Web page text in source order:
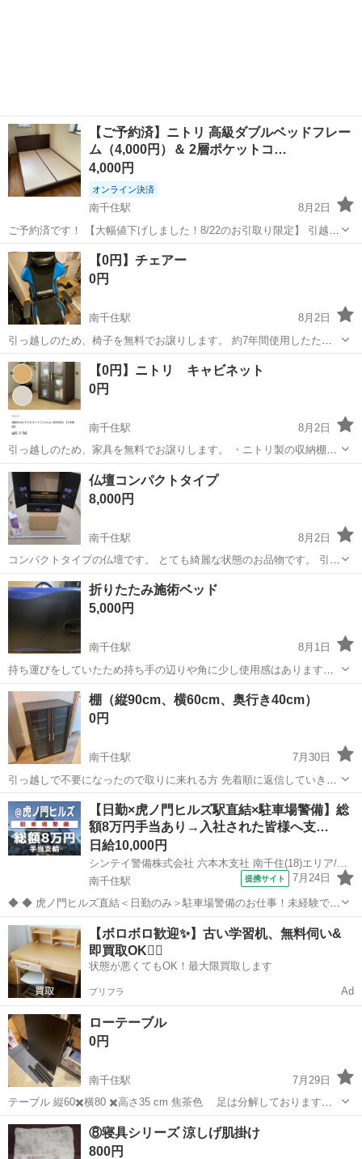
【ご予約済】ニトリ 高級ダブルベッドフレー
ム（4,000円）＆ 2層ポケットコ…
4,000円
オンライン決済
南千住駅
8月2日
ご予約済です！ 【大幅値下げしました！8/22のお引取り限定】 引越し
に伴い、ニトリ（Nitori）のダブルサイズベッドフレームと、高級マッ
トレス（Nスリープ）の2点セットでお譲りいたします。 【1. マットレ
ス：0円...
東京 台東区 南千住駅
【0円】チェアー
0円
南千住駅
8月2日
引っ越しのため、椅子を無料でお譲りします。 約7年間使用したた
め、全体的に使用感や傷・汚れがあります。 猫を飼っている環境で使
用していましたが、気になる臭いはありません。 【お渡し条件】 ・取
りに来ていただける方のみお...
東京 台東区 南千住駅 椅子
【0円】ニトリ キャビネット
0円
南千住駅
8月2日
引っ越しのため、家具を無料でお譲りします。 ・ニトリ製の収納棚
【お渡し条件】 ・取りに来ていただける方のみお願いいたします。 ・
搬出はご自身でお願いいたします。 ご興味のある方は、お気軽にお問
い合わせください。 よろ...
東京 台東区 南千住駅 収納家具
仏壇コンパクトタイプ
8,000円
南千住駅
8月2日
コンパクトタイプの仏壇です。 とても綺麗な状態のお品物です。 引き
出しも付き便利です。
東京 荒川区 南千住駅 その他
折りたたみ施術ベッド
5,000円
南千住駅
8月1日
持ち運びをしていたため持ち手の辺りや角に少し使用感はあります
が、問題なく使用できます 長さ180cm、幅61cm 素人の計測ですので
誤差があることをご了承ください
東京 荒川区 南千住駅 ベッド 折りたたみ
棚（縦90cm、横60cm、奥行き40cm）
0円
南千住駅
7月30日
引っ越しで不要になったので取りに来れる方 先着順に返信していきま
す東京 台東区 南千住駅 オフィス用家具
【日勤×虎ノ門ヒルズ駅直結×駐車場警備】総
額8万円手当あり→入社された皆様へ支…
日給10,000円
シンテイ警備株式会社 六本木支社 南千住(18)エリア/A3203200117
南千住駅
提携サイト 7月24日
◆ ◆ 虎ノ門ヒルズ直結＜日勤のみ＞駐車場警備のお仕事！未経験でも
大歓迎 駐車場での誘導や案内がメインだから 天候に関係なく快適に働
けます◎ 週3日～勤務OK＆ カンタンなお仕事なので未経験でも安心！
＼未経験スタート...
東京 荒川区 南千住駅 警備員
【ボロボロ歓迎✨】古い学習机、無料伺い&
即買取OK🙆‍♀️
状態が悪くてもOK！最大限買取します
プリフラ Ad
ローテーブル
0円
南千住駅
7月29日
テーブル 縦60✖️横80 ✖️高さ35 cm 焦茶色 足は分解しております。
組み立てた方がよければ組み立てます！ 目立った汚れはありません！
引っ越していらなくなったので、お譲りします！ 早めの取引を希望し
ます！
東京 台東区 南千住駅 家具 ロー
⑧寝具シリーズ 涼しげ肌掛け
800円